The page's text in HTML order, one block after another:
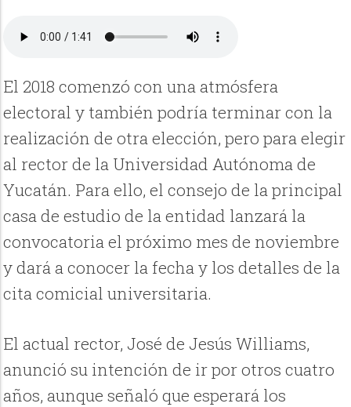
El 2018 comenzó con una atmósfera
electoral y también podría terminar con la
realización de otra elección, pero para elegir
al rector de la Universidad Autónoma de
Yucatán. Para ello, el consejo de la principal
casa de estudio de la entidad lanzará la
convocatoria el próximo mes de noviembre
y dará a conocer la fecha y los detalles de la
cita comicial universitaria.
El actual rector, José de Jesús Williams,
anunció su intención de ir por otros cuatro
años, aunque señaló que esperará los